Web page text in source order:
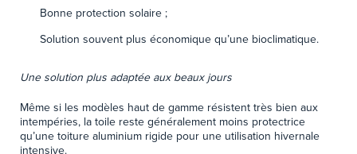
Bonne protection solaire ;
Solution souvent plus économique qu’une bioclimatique.
Une solution plus adaptée aux beaux jours
Même si les modèles haut de gamme résistent très bien aux
intempéries, la toile reste généralement moins protectrice
qu’une toiture aluminium rigide pour une utilisation hivernale
intensive.